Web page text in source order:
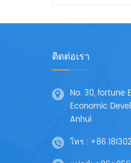
ติดต่อเรา
No. 30, fortune
Economic
Anhui
โทร : +86